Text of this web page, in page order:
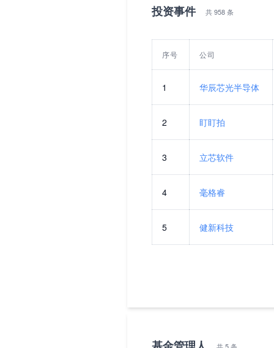
投资事件 共 958 条
序号 公司
1 华辰芯光半导体
2 盯盯拍
3 立芯软件
4 毫格睿
5 健新科技